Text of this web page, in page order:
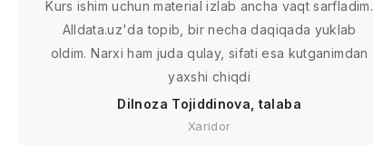
Kurs ishim uchun material izlab ancha vaqt sarfladim.
Alldata.uz'da topib, bir necha daqiqada yuklab
oldim. Narxi ham juda qulay, sifati esa kutganimdan
yaxshi chiqdi
Dilnoza Tojiddinova, talaba
Xaridor